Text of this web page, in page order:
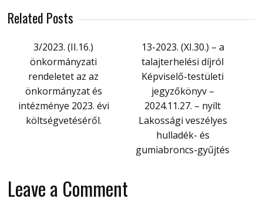
Related Posts
3/2023. (II.16.)
önkormányzati
rendeletet az az
önkormányzat és
intézménye 2023. évi
költségvetéséről.
13-2023. (XI.30.) – a
talajterhelési díjról
Képviselő-testületi
jegyzőkönyv –
2024.11.27. – nyílt
Lakossági veszélyes
hulladék- és
gumiabroncs-gyűjtés
Leave a Comment